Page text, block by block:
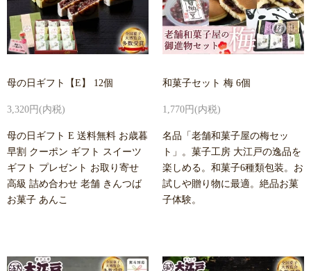
母の日ギフト【E】 12個
3,320円(内税)
母の日ギフト E 送料無料 お歳暮
早割 クーポン ギフト スイーツ
ギフト プレゼント お取り寄せ
高級 詰め合わせ 老舗 きんつば
お菓子 あんこ
和菓子セット 梅 6個
1,770円(内税)
名品「老舗和菓子屋の梅セッ
ト」。菓子工房 大江戸の逸品を
楽しめる。和菓子6種類包装。お
試しや贈り物に最適。絶品お菓
子体験。